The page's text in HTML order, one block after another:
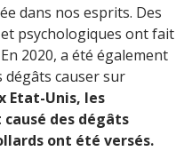
dans nos esprits. Des
psychologiques ont fait
2020, a été également
dégâts causer sur
Etat-Unis, les
des dégâts
ont été versés.